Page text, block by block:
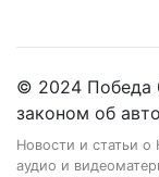
© 2024 Победа
законом об
Новости и статьи
аудио и